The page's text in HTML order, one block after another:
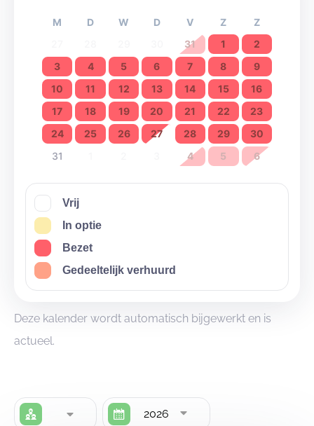
M D W D V Z
Z
31 1
2
3
4 5 6 7 8
9
10
11 12 13 14 15
16
17
18 19 20 21 22
23
24
25 26 27 28 29
30
31
4 5 6
Vrij
In optie
Bezet
Gedeeltelijk verhuurd
Deze kalender wordt automatisch bijgewerkt en is
actueel.
2026